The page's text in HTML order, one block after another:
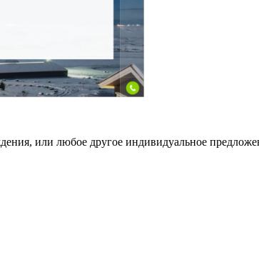
или любое другое индивидуальное